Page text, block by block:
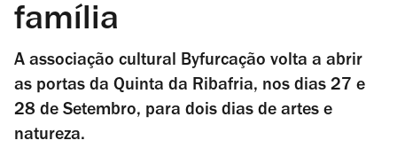
família
A associação cultural Byfurcação volta a abrir
as portas da Quinta da Ribafria, nos dias 27 e
28 de Setembro, para dois dias de artes e
natureza.